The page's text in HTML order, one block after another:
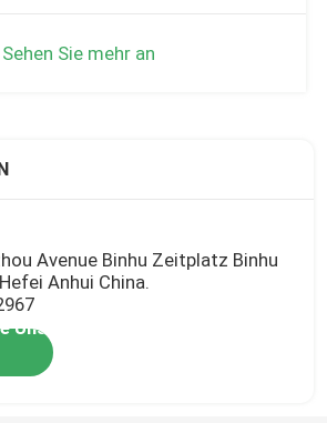
Sehen Sie mehr an
Avenue Binhu Zeitplatz Binhu
Anhui China.
Uns